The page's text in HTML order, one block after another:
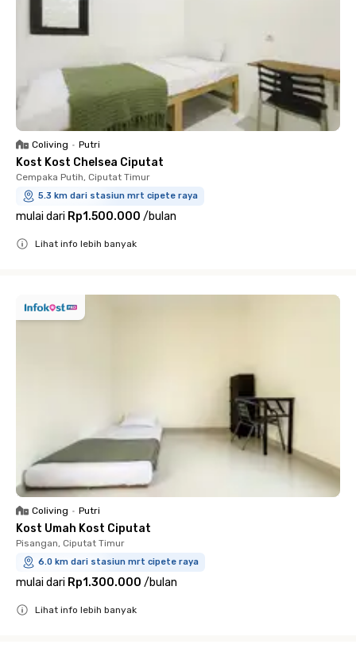
Coliving • Putri
Kost Kost Chelsea Ciputat
Cempaka Putih, Ciputat Timur
5.3 km dari stasiun mrt cipete raya
mulai dari Rp1.500.000 /bulan
Lihat info lebih banyak
Coliving • Putri
Kost Umah Kost Ciputat
Pisangan, Ciputat Timur
6.0 km dari stasiun mrt cipete raya
mulai dari Rp1.300.000 /bulan
Lihat info lebih banyak